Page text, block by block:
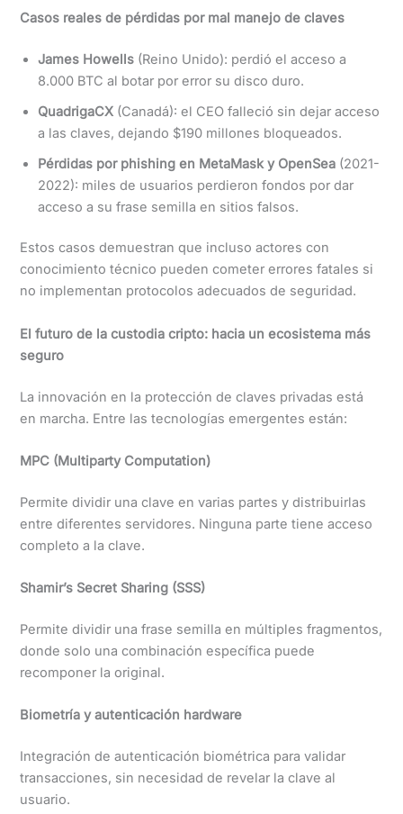
Casos reales de pérdidas por mal manejo de claves
James Howells (Reino Unido): perdió el acceso a
8.000 BTC al botar por error su disco duro.
QuadrigaCX (Canadá): el CEO falleció sin dejar acceso
a las claves, dejando $190 millones bloqueados.
Pérdidas por phishing en MetaMask y OpenSea (2021-
2022): miles de usuarios perdieron fondos por dar
acceso a su frase semilla en sitios falsos.
Estos casos demuestran que incluso actores con
conocimiento técnico pueden cometer errores fatales si
no implementan protocolos adecuados de seguridad.
El futuro de la custodia cripto: hacia un ecosistema más
seguro
La innovación en la protección de claves privadas está
en marcha. Entre las tecnologías emergentes están:
MPC (Multiparty Computation)
Permite dividir una clave en varias partes y distribuirlas
entre diferentes servidores. Ninguna parte tiene acceso
completo a la clave.
Shamir’s Secret Sharing (SSS)
Permite dividir una frase semilla en múltiples fragmentos,
donde solo una combinación específica puede
recomponer la original.
Biometría y autenticación hardware
Integración de autenticación biométrica para validar
transacciones, sin necesidad de revelar la clave al
usuario.